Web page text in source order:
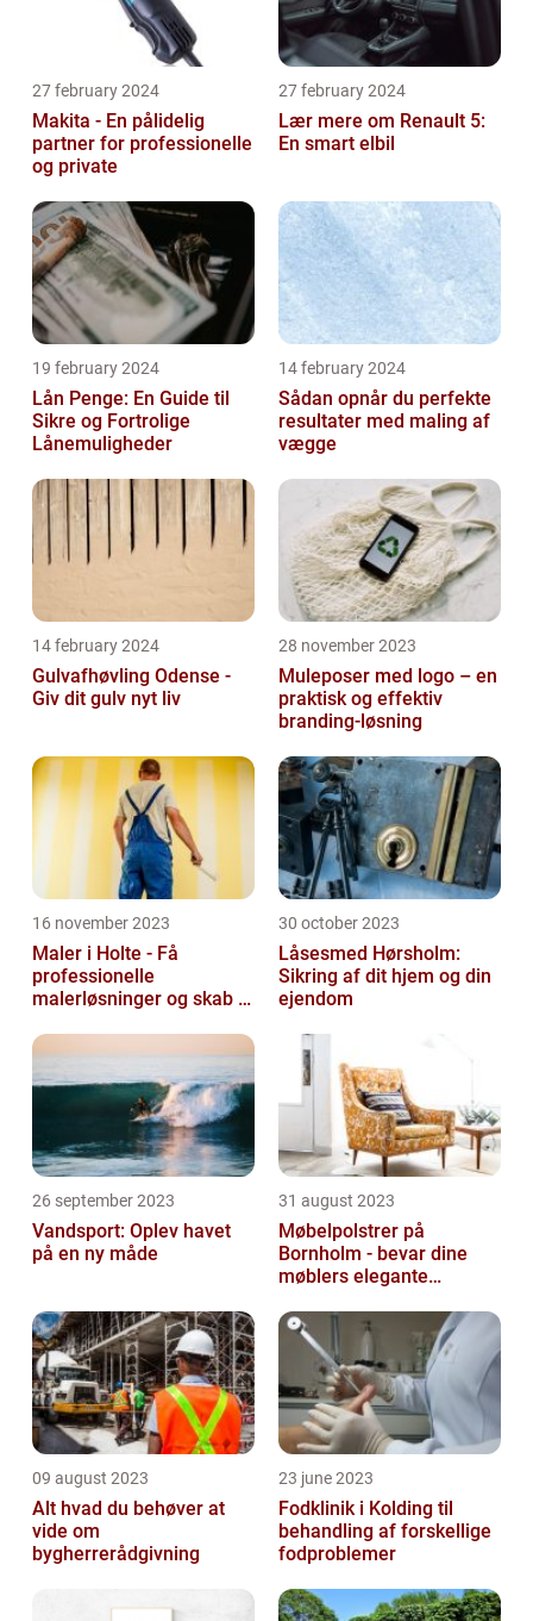
27 february 2024
Makita - En pålidelig
partner for professionelle
og private
27 february 2024
Lær mere om Renault 5:
En smart elbil
19 february 2024
Lån Penge: En Guide til
Sikre og Fortrolige
Lånemuligheder
14 february 2024
Sådan opnår du perfekte
resultater med maling af
vægge
14 february 2024
Gulvafhøvling Odense -
Giv dit gulv nyt liv
28 november 2023
Muleposer med logo – en
praktisk og effektiv
branding-løsning
16 november 2023
Maler i Holte - Få
professionelle
malerløsninger og skab et
30 october 2023
Låsesmed Hørsholm:
Sikring af dit hjem og din
ejendom
26 september 2023
Vandsport: Oplev havet
på en ny måde
31 august 2023
Møbelpolstrer på
Bornholm - bevar dine
møblers elegante
09 august 2023
Alt hvad du behøver at
vide om
bygherrerådgivning
23 june 2023
Fodklinik i Kolding til
behandling af forskellige
fodproblemer